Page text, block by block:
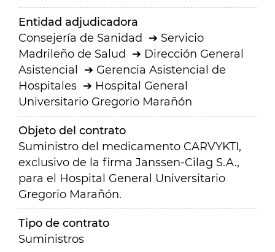
Entidad adjudicadora
Consejería de Sanidad
Servicio
Madrileño de Salud
Dirección General
Asistencial
Gerencia Asistencial de
Hospitales
Hospital General
Universitario Gregorio Marañón
Objeto del contrato
Suministro del medicamento CARVYKTI,
exclusivo de la firma Janssen-Cilag S.A.,
para el Hospital General Universitario
Gregorio Marañón.
Tipo de contrato
Suministros